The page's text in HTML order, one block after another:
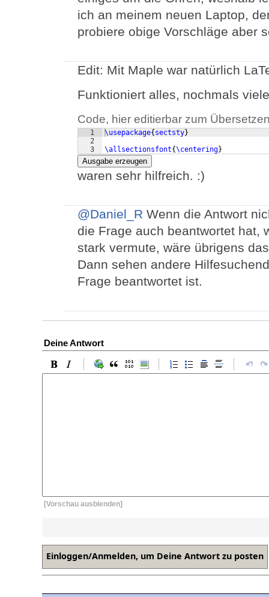
ich an meinem neuen Laptop,
probiere obige Vorschläge aber
Edit: Mit Maple war natürlich
Funktioniert alles, nochmals
Code, hier editierbar zum
1
2
3
\usepackage{ sectsty}
\allsectionsfont{\centering}
Ausgabe erzeugen
waren sehr hilfreich. :)
@Daniel_R Wenn die Antwort
die Frage auch beantwortet hat,
stark vermute, wäre übrigens
Dann sehen andere
Frage beantwortet ist.
Deine Antwort
[Vorschau ausblenden]